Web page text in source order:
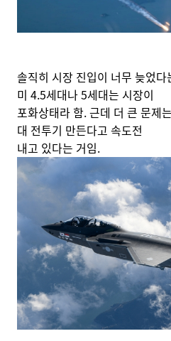
솔직히 시장 진입이 너무 늦었
미 4.5세대나 5세대는 시장이
포화상태라 함. 근데 더 큰 문제
대 전투기 만든다고 속도전
내고 있다는 거임.